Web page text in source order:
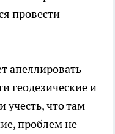
провести
апеллировать
геодезические и
учесть, что там
проблем не